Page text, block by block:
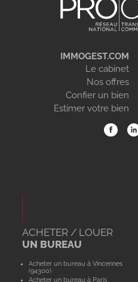
IMMOGEST.COM
Le cabinet
Nos offres
Confier un bien
Estimer votre bien
ACHETER / LOUER
UN BUREAU
Acheter un bureau à Vincennes
(94300)
Acheter un bureau à Paris